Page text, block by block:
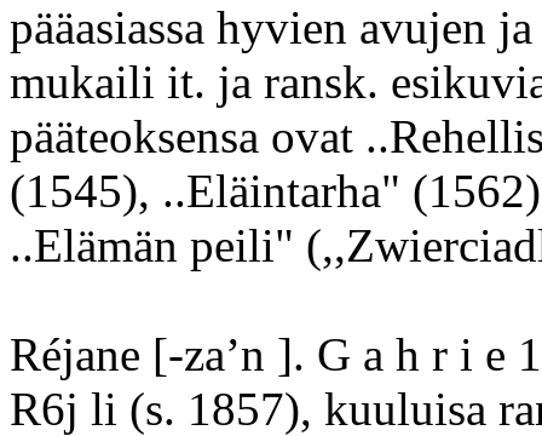
pääasiassa hyvien avujen
mukaili it. ja ransk.
pääteoksensa ovat
(1545), ..Eläintarha"
..Elämän peili"
Réjane [-za’n ]. G a h r i e
R6j li (s. 1857), kuuluisa